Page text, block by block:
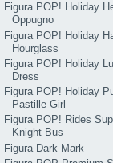
Figura POP! Holiday
Oppugno
Figura POP! Holiday
Hourglass
Figura POP! Holiday
Dress
Figura POP! Holiday
Pastille Girl
Figura POP! Rides
Knight Bus
Figura Dark Mark